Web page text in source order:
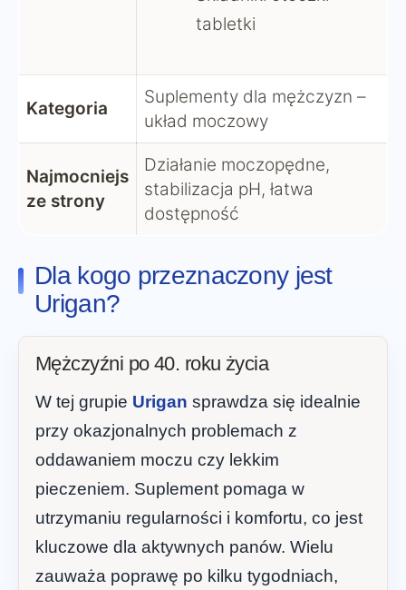
tabletki
Kategoria
Suplementy dla mężczyzn –
układ moczowy
Najmocniejs
ze strony
Działanie moczopędne,
stabilizacja pH, łatwa
dostępność
Dla kogo przeznaczony jest
Urigan?
Mężczyźni po 40. roku życia
W tej grupie Urigan sprawdza się idealnie
przy okazjonalnych problemach z
oddawaniem moczu czy lekkim
pieczeniem. Suplement pomaga w
utrzymaniu regularności i komfortu, co jest
kluczowe dla aktywnych panów. Wielu
zauważa poprawę po kilku tygodniach,